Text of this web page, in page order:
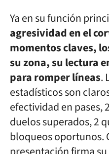
Ya en su función
agresividad en el
momentos claves,
su zona, su lectura
para romper líneas.
estadísticos son
efectividad en pases,
duelos superados, 2
bloqueos oportunos.